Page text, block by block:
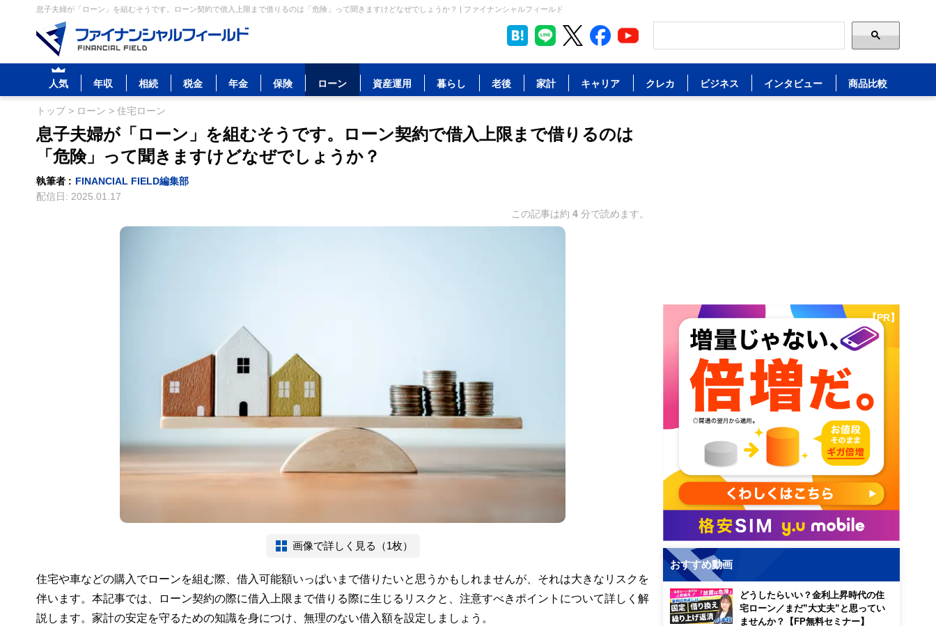
息子夫婦が「ローン」を組むそうです。ローン契約で借入上限まで借りるのは「危険」って聞きますけどなぜでしょうか？ | ファイナンシャルフィールド
人気 年収 相続 税金 年金 保険 ローン 資産運用 暮らし 老後 家計 キャリア クレカ ビジネス インタビュー 商品比較
トップ> ローン > 住宅ローン
息子夫婦が「ローン」を組むそうです。ローン契約で借入上限まで借りるのは
「危険」って聞きますけどなぜでしょうか？
執筆者 : FINANCIAL FIELD編集部
配信日: 2025.01.17
この記事は約 4 分で読めます。
画像で詳しく見る（1枚）
住宅や車などの購入でローンを組む際、借入可能額いっぱいまで借りたいと思うかもしれませんが、それは大きなリスクを
伴います。本記事では、ローン契約の際に借入上限まで借りる際に生じるリスクと、注意すべきポイントについて詳しく解
説します。家計の安定を守るための知識を身につけ、無理のない借入額を設定しましょう。
【PR】
おすすめ動画
どうしたらいい？金利上昇時代の住
宅ローン／まだ”大丈夫”と思ってい
ませんか？【FP無料セミナー】